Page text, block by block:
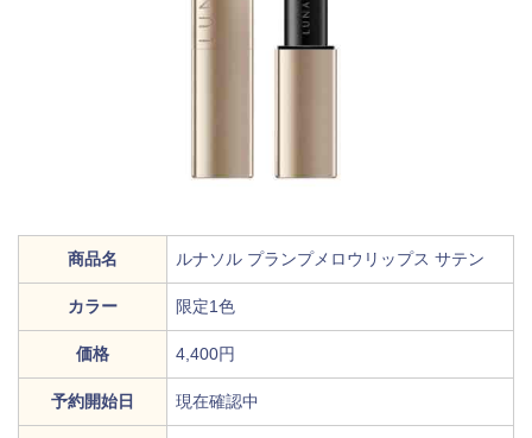
商品名 ルナソル プランプメロウリップス サテン
カラー 限定1色
価格 4,400円
予約開始日 現在確認中